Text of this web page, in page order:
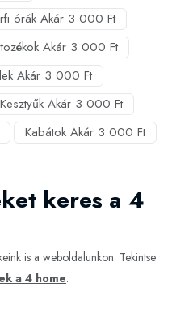
órák Akár 3 000 Ft
Akár 3 000 Ft
Akár 3 000 Ft
Kesztyűk Akár 3 000 Ft
Kabátok Akár 3 000 Ft
keres a 4
is a weboldalunkon. Tekintse
a 4 home.